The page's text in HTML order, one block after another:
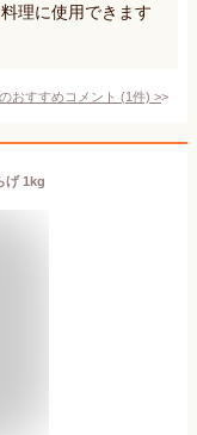
理に使用できます
おすすめコメント (1件) >
げ 1kg